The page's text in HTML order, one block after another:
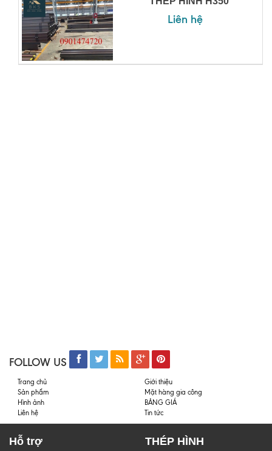
Liên hệ
FOLLOW US
Trang chủ
Giới thiệu
Sản phẩm
Mặt hàng gia công
Hình ảnh
BẢNG GIÁ
Liên hệ
Tin tức
Hỗ trợ THÉP HÌNH